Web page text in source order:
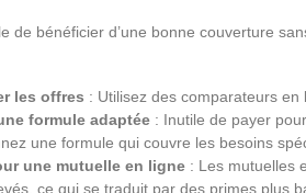
de bénéficier d’une bonne couverture
les offres : Utilisez des comparateurs
formule adaptée : Inutile de payer
une formule qui couvre les besoins
une mutuelle en ligne : Les mutuelles
ce qui se traduit par des primes plus